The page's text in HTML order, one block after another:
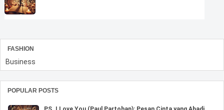
FASHION
Business
POPULAR POSTS